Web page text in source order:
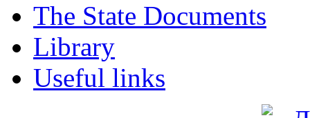
The State Documents
Library
Useful links